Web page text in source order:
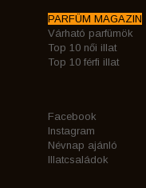
PARFÜM MAGAZIN
Várható parfümök
Top 10 női illat
Top 10 férfi illat
Facebook
Instagram
Névnap ajánló
Illatcsaládok